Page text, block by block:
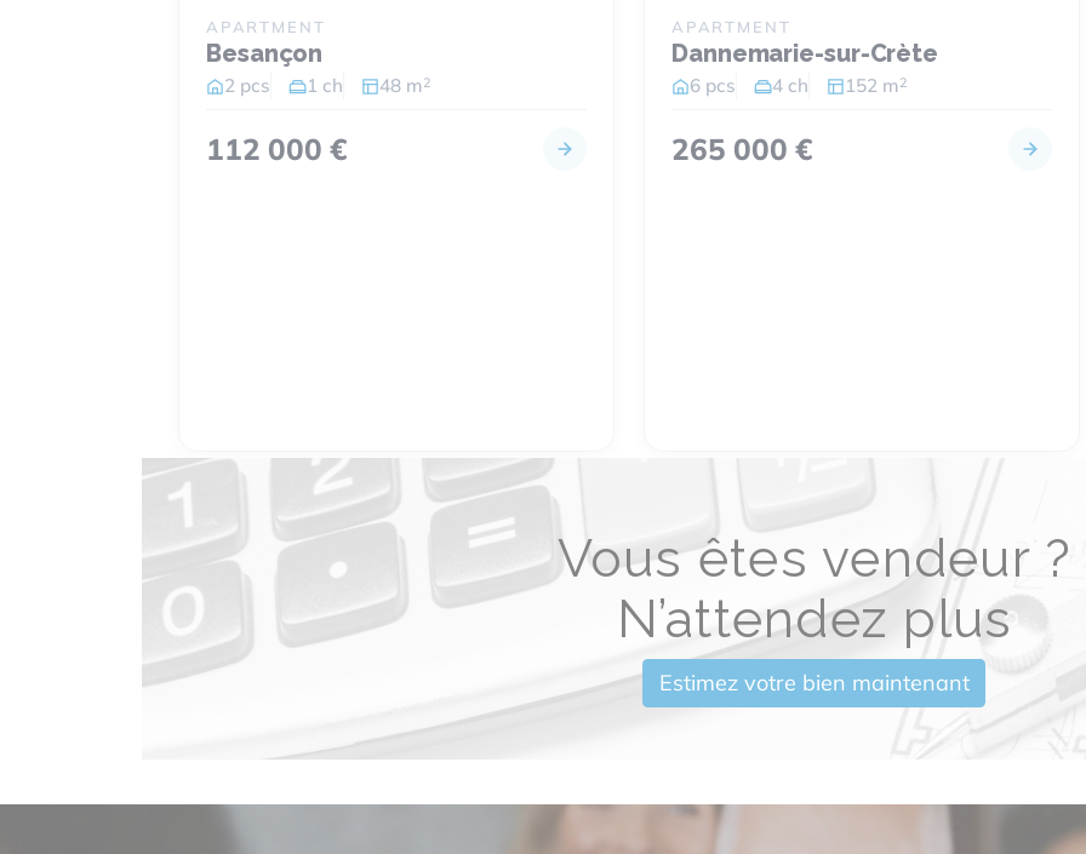
APARTMENT
Besançon
2 pcs 1 ch 48 m2
112 000 €
APARTMENT
Dannemarie-sur-Crète
6 pcs 4 ch 152 m2
265 000 €
Vous êtes vendeur ?
N’attendez plus
Estimez votre bien maintenant